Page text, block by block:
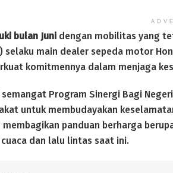
bulan Juni dengan mobilitas yang
selaku main dealer sepeda motor
komitmennya dalam menjaga
Program Sinergi Bagi
untuk membudayakan
membagikan panduan berharga
dan lalu lintas saat ini.